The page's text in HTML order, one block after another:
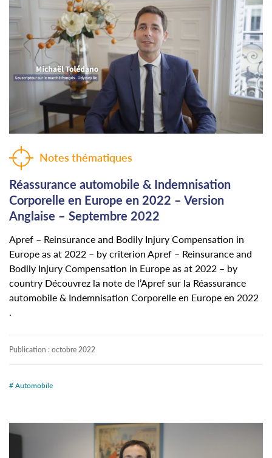
Notes thématiques
Réassurance automobile & Indemnisation
Corporelle en Europe en 2022 – Version
Anglaise – Septembre 2022
Apref – Reinsurance and Bodily Injury Compensation in
Europe as at 2022 – by criterion Apref – Reinsurance and
Bodily Injury Compensation in Europe as at 2022 – by
country Découvrez la note de l’Apref sur la Réassurance
automobile & Indemnisation Corporelle en Europe en 2022
Publication : octobre 2022
# Automobile